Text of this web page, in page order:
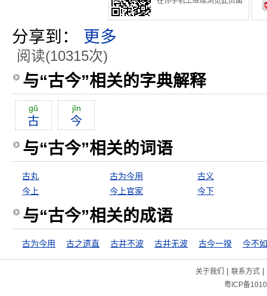
分享到： 更多
阅读(10315次)
与“古今”相关的字典解释
gŭ
古
jīn
今
与“古今”相关的词语
古丸 古为今用
古义
今上
今上官家 今下
与“古今”相关的成语
古为今用 古之遗直 古井不波 古井无波 古今一揆 今不
关于我们 | 联系方式|
粤ICP备